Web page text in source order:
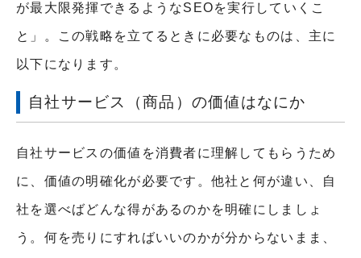
が最大限発揮できるようなSEOを実行していくこ
と」。この戦略を立てるときに必要なものは、主に
以下になります。
自社サービス（商品）の価値はなにか
自社サービスの価値を消費者に理解してもらうため
に、価値の明確化が必要です。他社と何が違い、自
社を選べばどんな得があるのかを明確にしましょ
う。何を売りにすればいいのかが分からないまま、